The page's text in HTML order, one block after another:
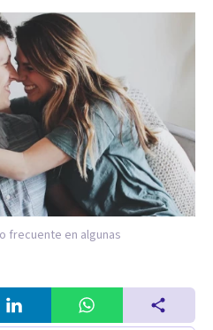
frecuente en algunas